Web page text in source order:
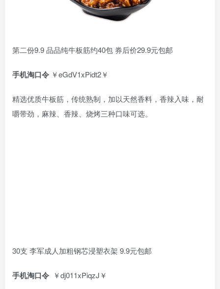
第二份9.9 品品纯牛板筋约40包 券后价29.9元包邮
手机淘口令 ￥eGdV1xPidt2￥
精选优质牛板筋，传统熟制，加以天然香料，香辣入味，耐
嚼带劲，麻辣、香辣、烧烤三种口味可选。
30支 李军成人加粗钢芯浸塑衣架 9.9元包邮
手机淘口令 ￥dj011xPiqzJ￥